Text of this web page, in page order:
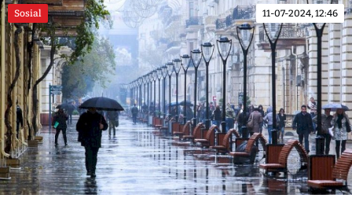
Sosial 11-07-2024, 12:46